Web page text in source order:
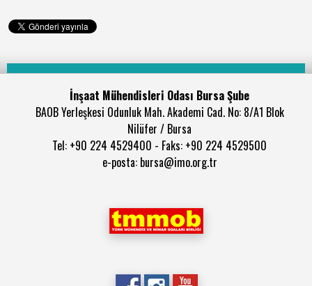
İnşaat Mühendisleri Odası Bursa Şube
BAOB Yerleşkesi Odunluk Mah. Akademi Cad. No: 8/A1 Blok
Nilüfer / Bursa
Tel: +90 224 4529400 - Faks: +90 224 4529500
e-posta: bursa@imo.org.tr